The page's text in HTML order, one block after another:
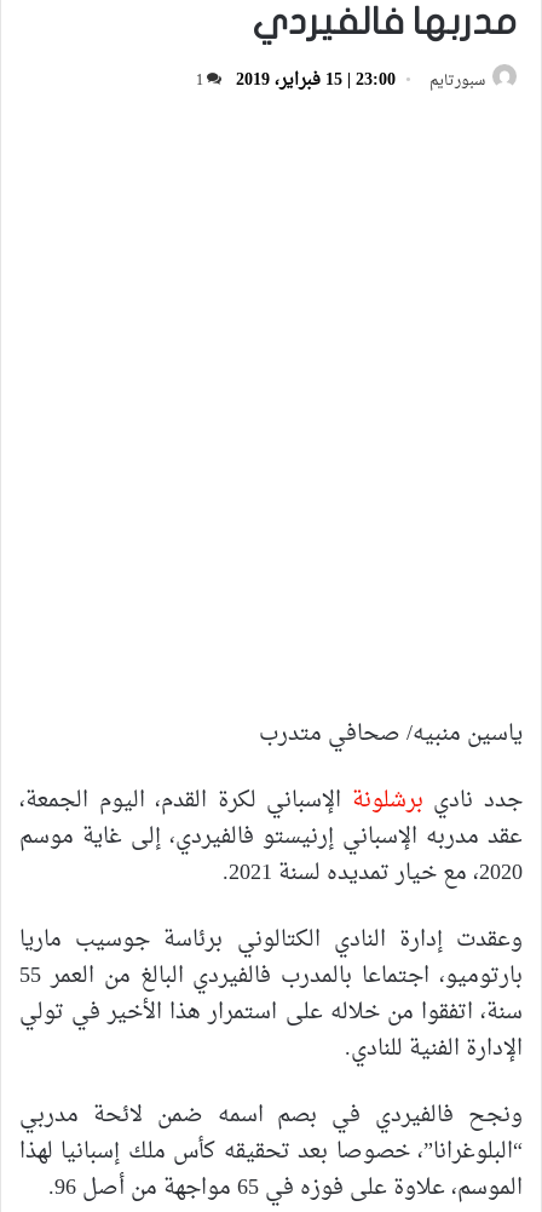
مدربها فالفيردي
سبورتايم 23:00 | 15 فبراير، 2019 1
ياسين منبيه/ صحافي متدرب
جدد نادي برشلونة الإسباني لكرة القدم، اليوم الجمعة،
عقد مدربه الإسباني إرنيستو فالفيردي، إلى غاية موسم
2020، مع خيار تمديده لسنة 2021.
وعقدت إدارة النادي الكتالوني برئاسة جوسيب ماريا
بارتوميو، اجتماعا بالمدرب فالفيردي البالغ من العمر 55
سنة، اتفقوا من خلاله على استمرار هذا الأخير في تولي
الإدارة الفنية للنادي.
ونجح فالفيردي في بصم اسمه ضمن لائحة مدربي
“البلوغرانا”، خصوصا بعد تحقيقه كأس ملك إسبانيا لهذا
الموسم، علاوة على فوزه في 65 مواجهة من أصل 96.